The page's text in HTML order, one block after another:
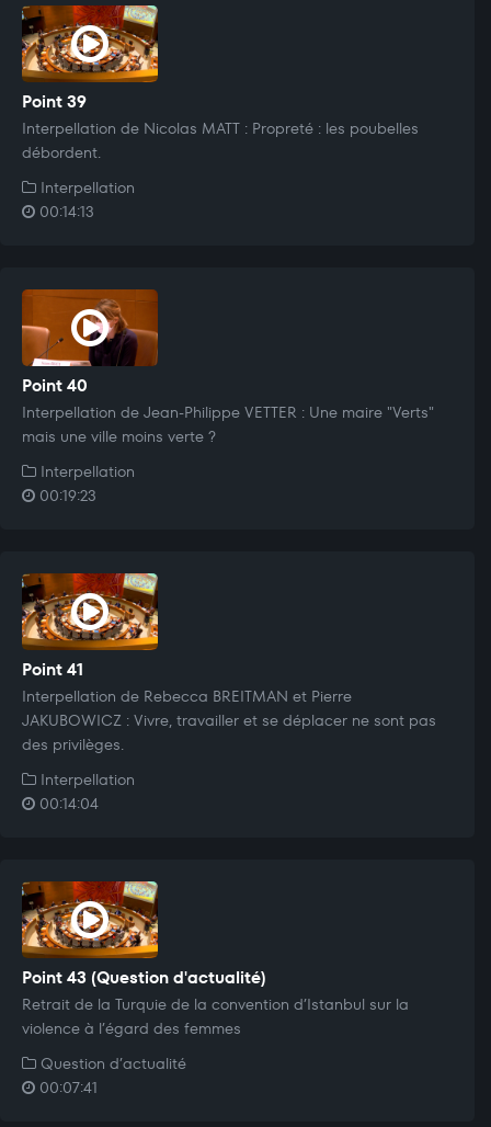
Point 39
Interpellation de Nicolas MATT : Propreté : les poubelles
débordent.
Interpellation
00:14:13
Point 40
Interpellation de Jean-Philippe VETTER : Une maire "Verts"
mais une ville moins verte ?
Interpellation
00:19:23
Point 41
Interpellation de Rebecca BREITMAN et Pierre
JAKUBOWICZ : Vivre, travailler et se déplacer ne sont pas
des privilèges.
Interpellation
00:14:04
Point 43 (Question d'actualité)
Retrait de la Turquie de la convention d’Istanbul sur la
violence à l’égard des femmes
Question d’actualité
00:07:41